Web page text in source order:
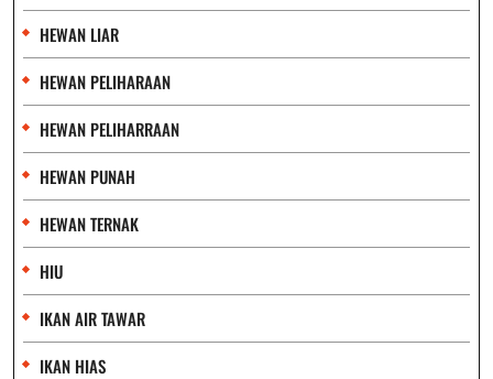
HEWAN LIAR
HEWAN PELIHARAAN
HEWAN PELIHARRAAN
HEWAN PUNAH
HEWAN TERNAK
HIU
IKAN AIR TAWAR
IKAN HIAS